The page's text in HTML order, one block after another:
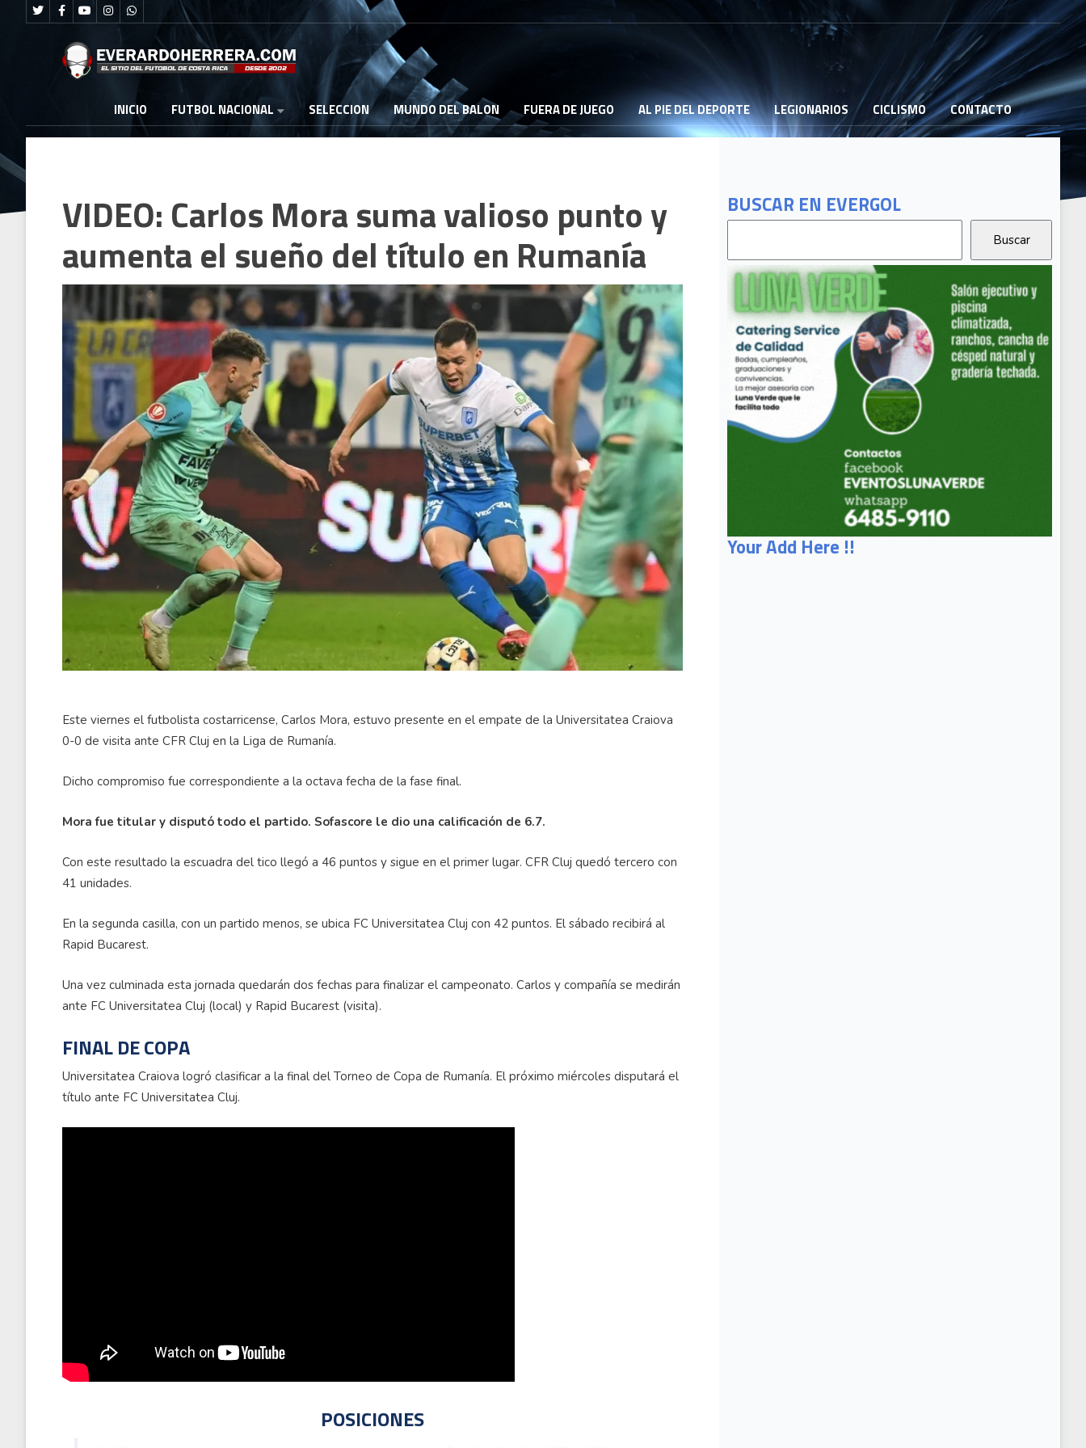
INICIO FUTBOL NACIONAL SELECCION MUNDO DEL BALON FUERA DE JUEGO AL PIE DEL DEPORTE LEGIONARIOS CICLISMO CONTACTO
BUSCAR EN EVERGOL
Your Add Here !!
VIDEO: Carlos Mora suma valioso punto y
aumenta el sueño del título en Rumanía
Este viernes el futbolista costarricense, Carlos Mora, estuvo presente en el empate de la Universitatea Craiova
0-0 de visita ante CFR Cluj en la Liga de Rumanía.
Dicho compromiso fue correspondiente a la octava fecha de la fase final.
Mora fue titular y disputó todo el partido. Sofascore le dio una calificación de 6.7.
Con este resultado la escuadra del tico llegó a 46 puntos y sigue en el primer lugar. CFR Cluj quedó tercero con
41 unidades.
En la segunda casilla, con un partido menos, se ubica FC Universitatea Cluj con 42 puntos. El sábado recibirá al
Rapid Bucarest.
Una vez culminada esta jornada quedarán dos fechas para finalizar el campeonato. Carlos y compañía se medirán
ante FC Universitatea Cluj (local) y Rapid Bucarest (visita).
FINAL DE COPA
Universitatea Craiova logró clasificar a la final del Torneo de Copa de Rumanía. El próximo miércoles disputará el
título ante FC Universitatea Cluj.
POSICIONES